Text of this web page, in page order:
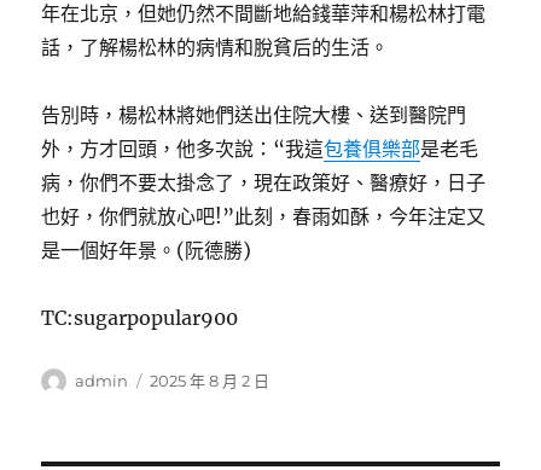
年在北京，但她仍然不間斷地給錢華萍和楊松林打電
話，了解楊松林的病情和脫貧后的生活。
告別時，楊松林將她們送出住院大樓、送到醫院門
外，方才回頭，他多次說：“我這包養俱樂部是老毛
病，你們不要太掛念了，現在政策好、醫療好，日子
也好，你們就放心吧!”此刻，春雨如酥，今年注定又
是一個好年景。(阮德勝)
TC:sugarpopular900
作
admin
發
2025 年 8 月 2 日